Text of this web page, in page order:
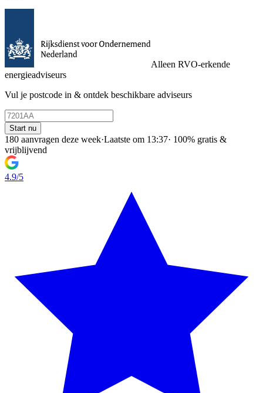
Alleen RVO-erkende
energieadviseurs
Vul je postcode in & ontdek beschikbare adviseurs
Start nu
180 aanvragen deze week·Laatste om 13:37· 100% gratis &
vrijblijvend
4.9/5